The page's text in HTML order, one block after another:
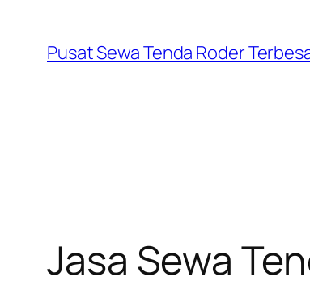
content
Pusat Sewa Tenda Roder
Jasa Sewa